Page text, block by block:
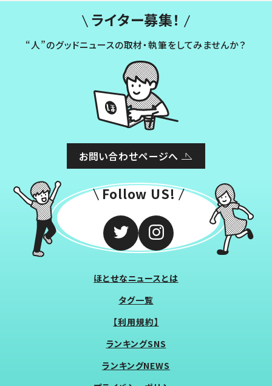
ライター募集！
“人”のグッドニュースの取材・執筆をしてみませんか？
お問い合わせページへ
Follow US!
ほとせなニュースとは
タグ一覧
【利用規約】
ランキングSNS
ランキングNEWS